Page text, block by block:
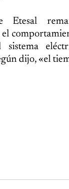
Etesal
el
dijo, «el